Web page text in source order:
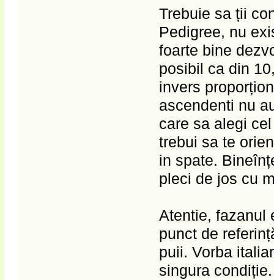
Trebuie sa ții
Pedigree, nu
foarte bine
posibil ca din
invers
ascendenti nu
care sa alegi
trebui sa te
in spate.
pleci de jos cu
Atentie, fazanul
punct de
puii. Vorba
singura condiție.